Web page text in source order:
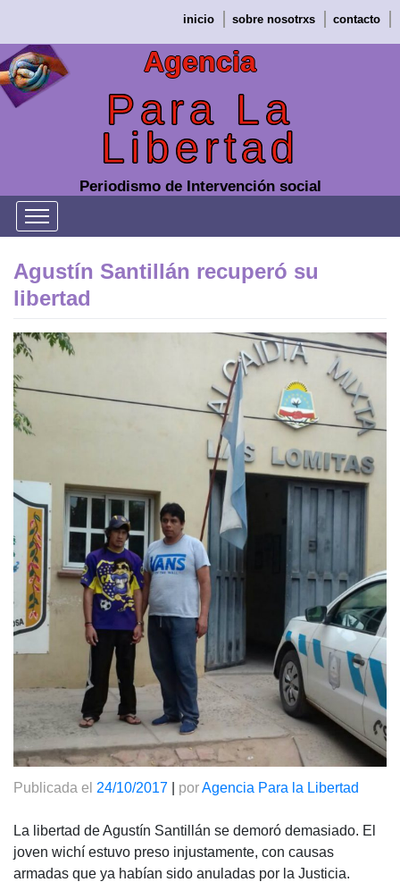
contenido
inicio sobre nosotrxs contacto
Agencia
Para La
Libertad
Periodismo de Intervención social
Agustín Santillán recuperó su
libertad
Publicada el 24/10/2017 porAgencia Para la Libertad
La libertad de Agustín Santillán se demoró demasiado. El
joven wichí estuvo preso injustamente, con causas
armadas que ya habían sido anuladas por la Justicia.